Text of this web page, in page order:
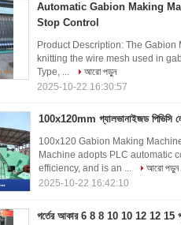
Automatic Gabion Making
Stop Control
Product Description: The
knitting the wire mesh used in
Type, ...
আরো পড়ুন
2025-10-22 16:30:57
100x120mm গ্যালভানাইজড পিভিসি
100x120 Gabion Making
Machine adopts PLC automatic
efficiency, and is an ...
আরো পড়ুন
2025-10-22 16:42:10
গর্তের আকার 6 8 8 10 10 12 12 15